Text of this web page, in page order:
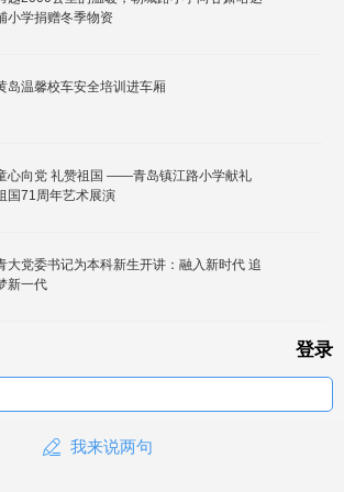
小学捐赠冬季物资
岛温馨校车安全培训进车厢
向党 礼赞祖国 ——青岛镇江路小学献礼
国71周年艺术展演
大党委书记为本科新生开讲：融入新时代 追
新一代
登录
我来说两句